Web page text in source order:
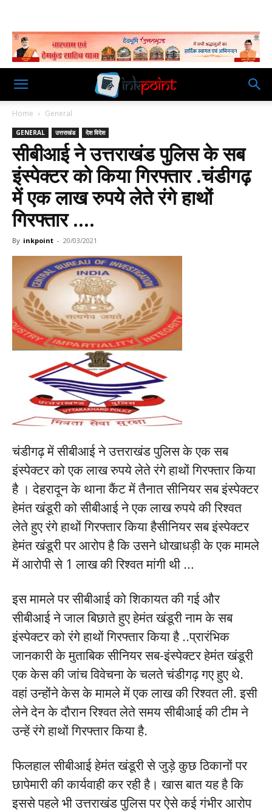
Home General
GENERAL उत्तराखंड देश विदेश
सीबीआई ने उत्तराखंड पुलिस के सब
इंस्पेक्टर को किया गिरफ्तार .चंडीगढ़
में एक लाख रुपये लेते रंगे हाथों
गिरफ्तार ….
By inkpoint - 20/03/2021
चंडीगढ़ में सीबीआई ने उत्तराखंड पुलिस के एक सब
इंस्पेक्टर को एक लाख रुपये लेते रंगे हाथों गिरफ्तार किया
है । देहरादून के थाना कैंट में तैनात सीनियर सब इंस्पेक्टर
हेमंत खंडूरी को सीबीआई ने एक लाख रुपये की रिश्वत
लेते हुए रंगे हाथों गिरफ्तार किया हैसीनियर सब इंस्पेक्टर
हेमंत खंडूरी पर आरोप है कि उसने धोखाधड़ी के एक मामले
में आरोपी से 1 लाख की रिश्वत मांगी थी …
इस मामले पर सीबीआई को शिकायत की गई और
सीबीआई ने जाल बिछाते हुए हेमंत खंडूरी नाम के सब
इंस्पेक्टर को रंगे हाथों गिरफ्तार किया है ..प्रारंभिक
जानकारी के मुताबिक सीनियर सब-इंस्पेक्टर हेमंत खंडूरी
एक केस की जांच विवेचना के चलते चंडीगढ़ गए हुए थे.
वहां उन्होंने केस के मामले में एक लाख की रिश्वत ली. इसी
लेने देन के दौरान रिश्वत लेते समय सीबीआई की टीम ने
उन्हें रंगे हाथों गिरफ्तार किया है.
फिलहाल सीबीआई हेमंत खंडूरी से जुड़े कुछ ठिकानों पर
छापेमारी की कार्यवाही कर रही है। खास बात यह है कि
इससे पहले भी उत्तराखंड पुलिस पर ऐसे कई गंभीर आरोप